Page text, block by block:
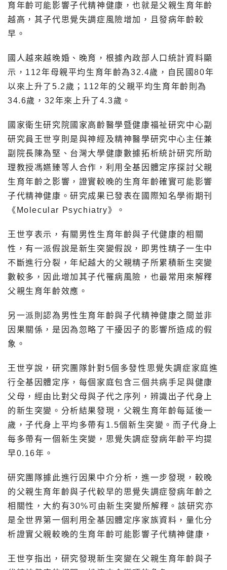
育年齡可能影響子代精神健康，也就是父親生育年齡
越高，其子代思覺失調症風險增加，且發病年齡較
早。
國人越來越晚婚、晚育，根據內政部人口統計資料顯
示，112年母親平均生育年齡為32.4歲，自民國80年
以來上升了5.2歲；112年的父親平均生育年齡則為
34.6歲，32年來上升了4.3歲。
國家衛生研究院國家高齡醫學暨健康福祉研究中心副
研究員王世亨則是與神經及精神醫學研究中心主任兼
副院長陳為堅、台灣大學健康數據拓析統計研究所助
理教授馮嬿臻等人合作，利用全基因體定序探討父親
生育年齡之影響，證實較晚的生育年齡確實可能影響
子代精神健康。研究成果已發表在國際知名學術期刊
《Molecular Psychiatry》。
王世亨表示，有關男性生育年齡與子代健康的相關
性，有一派假說是新生突變假說，即男性精子一生中
不斷進行分裂，年紀越大的父親精子所累積新生突變
數較多，因此增加其子代罹病風險，也最常用來解釋
父親生育年齡效應。
另一派則認為男性生育年齡與子代精神健康之間並非
因果關係，是因為忽略了干擾因子的影響所造成的假
象。
王世亨說，研究團隊針對5個多發性思覺失調症家庭進
行全基因體定序，每個家庭包含三個共病手足與健康
父母，經由比對父母與子代之序列，辨識出子代身上
的新生突變。分析結果發現，父親生育年齡每延後一
歲，子代身上平均多帶有1.5個新生突變。而子代身上
每多帶有一個新生突變，思覺失調症發病年齡平均提
早0.16年。
研究團隊據此進行因果中介分析，進一步發現，較晚
的父親生育年齡與子代較早的思覺失調症發病年齡之
相關性，大約有30%可由新生突變所解釋。該研究亦
是全世界第一個利用全基因體定序家族資料，量化分
析證實父親較晚的生育年齡可能影響子代精神健康，
王世亨指出，研究發現新生突變在父親生育年齡與子